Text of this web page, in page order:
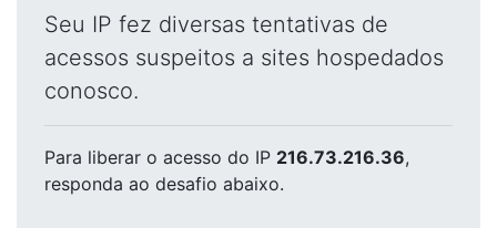
Seu IP fez diversas tentativas de
acessos suspeitos a sites hospedados
conosco.
Para liberar o acesso do IP 216.73.216.36,
responda ao desafio abaixo.